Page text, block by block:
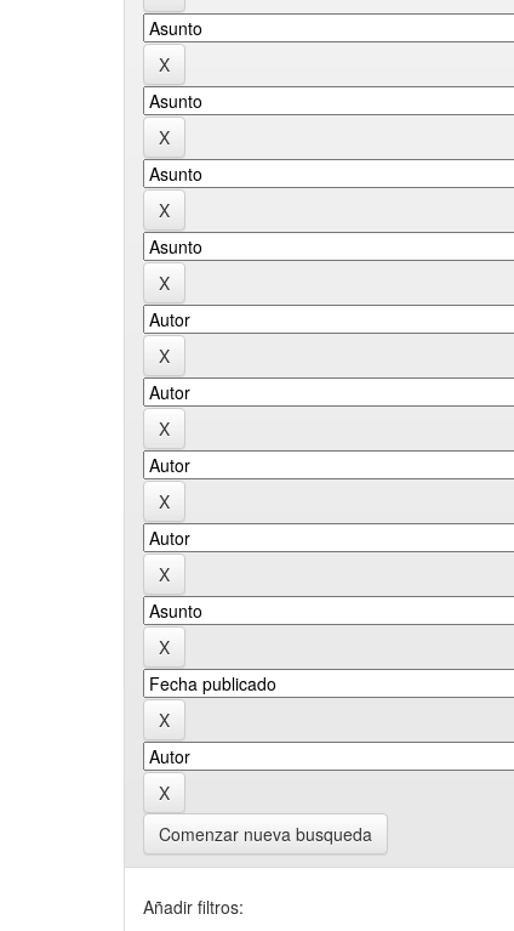
Comenzar nueva busqueda
Añadir filtros: